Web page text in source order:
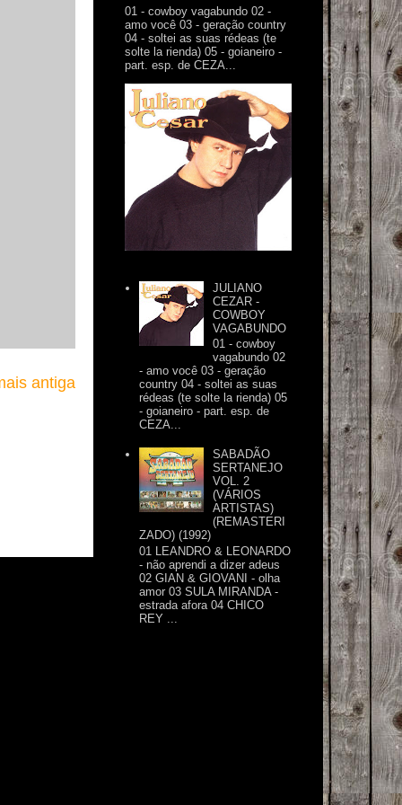
antiga
01 - cowboy vagabundo 02 -
amo você 03 - geração country
04 - soltei as suas rédeas (te
solte la rienda) 05 - goianeiro -
part. esp. de CEZA...
JULIANO
CEZAR -
COWBOY
VAGABUNDO
01 - cowboy
vagabundo 02
- amo você 03 - geração
country 04 - soltei as suas
rédeas (te solte la rienda) 05
- goianeiro - part. esp. de
CEZA...
SABADÃO
SERTANEJO
VOL. 2
(VÁRIOS
ARTISTAS)
(REMASTERI
ZADO) (1992)
01 LEANDRO & LEONARDO
- não aprendi a dizer adeus
02 GIAN & GIOVANI - olha
amor 03 SULA MIRANDA -
estrada afora 04 CHICO
REY ...